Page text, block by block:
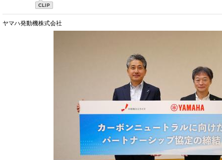
ヤマハ発動機株式会社